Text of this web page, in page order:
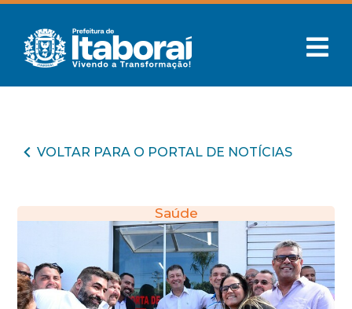
VOLTAR PARA O PORTAL DE NOTÍCIAS
Saúde